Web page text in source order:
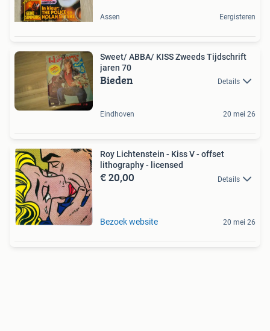
Assen Eergisteren
Sweet/ ABBA/ KISS Zweeds Tijdschrift
jaren 70
Bieden Details
Eindhoven 20 mei 26
Roy Lichtenstein - Kiss V - offset
lithography - licensed
€ 20,00 Details
Bezoek website 20 mei 26